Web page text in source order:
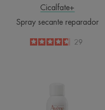
Cicalfate+
Spray secante reparador
4.7
/
5
29